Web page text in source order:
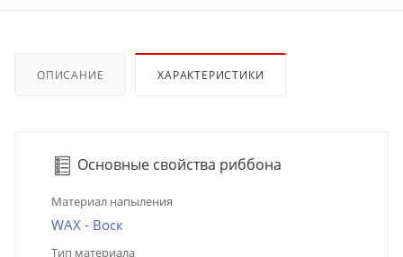
ОПИСАНИЕ ХАРАКТЕРИСТИКИ
Основные свойства риббона
Материал напыления
WAX - Воск
Тип материала